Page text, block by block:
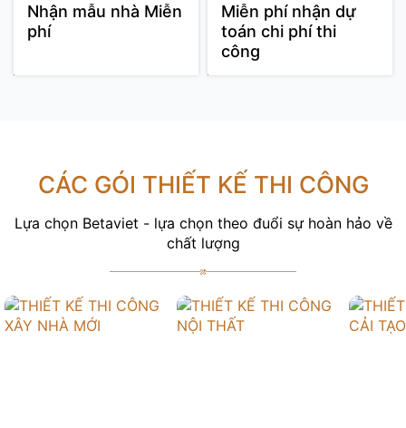
Nhận mẫu nhà Miễn
phí
Miễn phí nhận dự
toán chi phí thi
công
CÁC GÓI THIẾT KẾ THI CÔNG
Lựa chọn Betaviet - lựa chọn theo đuổi sự hoàn hảo về
chất lượng